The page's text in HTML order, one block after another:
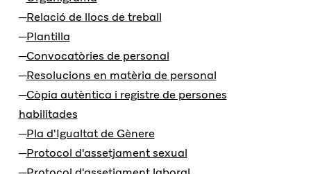
Relació de llocs de treball
Plantilla
Convocatòries de personal
Resolucions en matèria de personal
Còpia autèntica i registre de persones
habilitades
Pla d'Igualtat de Gènere
Protocol d'assetjament sexual